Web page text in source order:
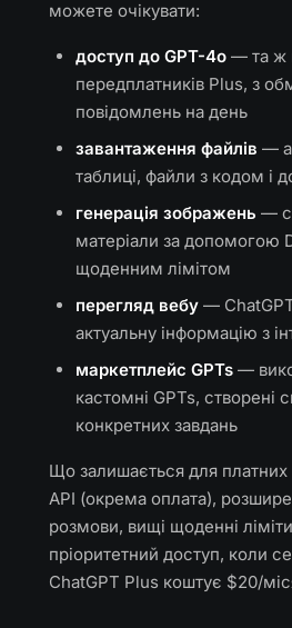
можете очікувати:
доступ до GPT-4o — та ж
передплатників Plus, з
повідомлень на день
завантаження файлів —
таблиці, файли з кодом і
генерація зображень —
матеріали за допомогою
щоденним лімітом
перегляд вебу —
актуальну інформацію з
маркетплейс GPTs —
кастомні GPTs, створені
конкретних завдань
Що залишається для платних
API (окрема оплата),
розмови, вищі щоденні
пріоритетний доступ, коли
ChatGPT Plus коштує $20/